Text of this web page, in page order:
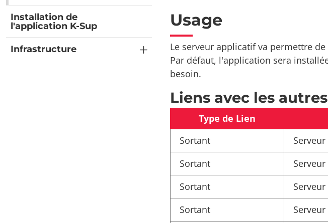
Installation de
l'application K-Sup
Infrastructure
Usage
Le serveur applicatif va permettre
Par défaut, l'application sera
besoin.
Liens avec les
Type de Lien
Sortant
Sortant
Serveur
Sortant
Serveur
Sortant
Serveur